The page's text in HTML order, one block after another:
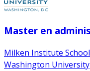
Master en
Milken Institute
Washington University